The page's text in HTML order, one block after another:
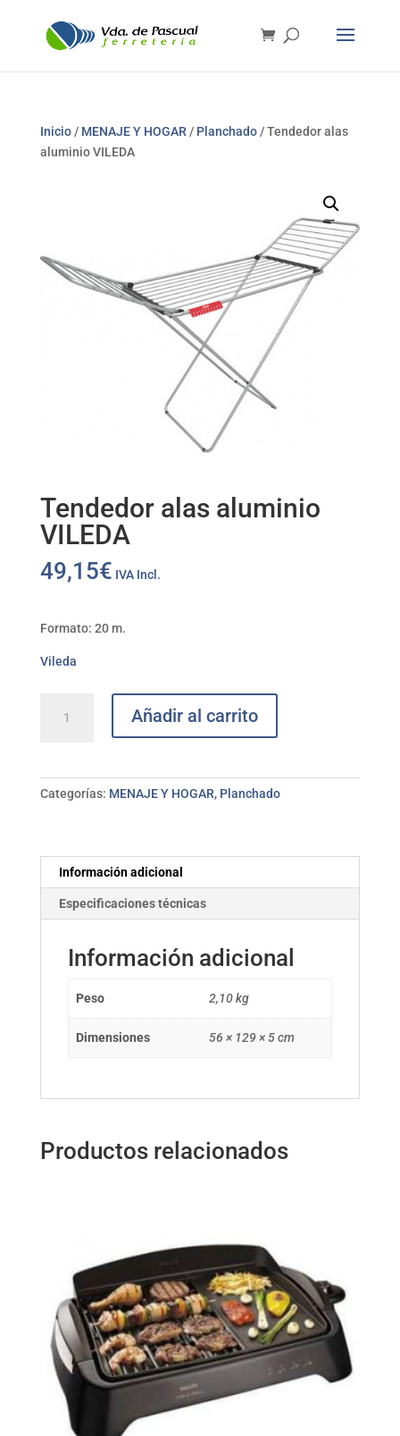
Inicio/ MENAJE Y HOGAR / Planchado/ Tendedor alas
aluminio VILEDA
Tendedor alas aluminio
VILEDA
49,15€ IVA Incl.
Formato: 20 m.
Vileda
cantidad
Añadir al carrito
Categorías: MENAJE Y HOGAR, Planchado
Información adicional
Especificaciones técnicas
Información adicional
Peso 2,10 kg
Dimensiones 56 × 129 × 5 cm
Productos relacionados